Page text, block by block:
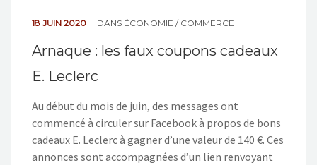
18 JUIN 2020 DANS ÉCONOMIE / COMMERCE
Arnaque : les faux coupons cadeaux
E. Leclerc
Au début du mois de juin, des messages ont
commencé à circuler sur Facebook à propos de bons
cadeaux E. Leclerc à gagner d’une valeur de 140 €. Ces
annonces sont accompagnées d’un lien renvoyant